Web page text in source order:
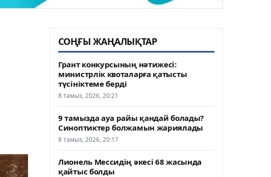
СОҢҒЫ ЖАҢАЛЫҚТАР
Грант конкурсының нәтижесі:
министрлік квоталарға қатысты
түсініктеме берді
8 тамыз, 2026, 20:21
9 тамызда ауа райы қандай болады?
Синоптиктер болжамын жариялады
8 тамыз, 2026, 20:17
Лионель Мессидің әкесі 68 жасында
қайтыс болды